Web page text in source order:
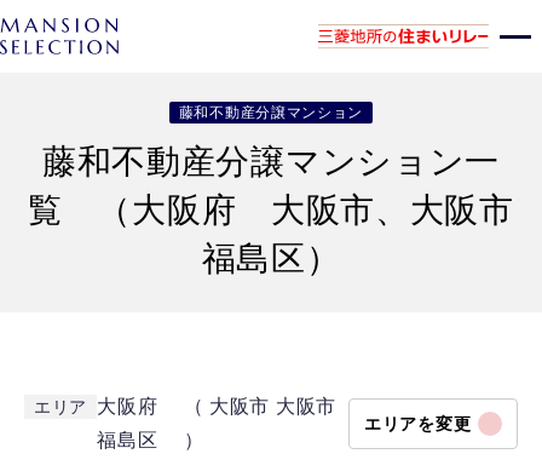
藤和不動産分譲マンション
藤和不動産分譲マンション一
覧 （大阪府 大阪市、大阪市
福島区）
エリア
大阪府 （ 大阪市 大阪市
福島区 ）
エリアを変更